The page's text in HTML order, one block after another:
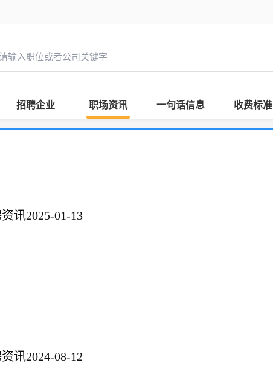
招聘企业 职场资讯 一句话信息 收费标准
讯2025-01-13
讯2024-08-12